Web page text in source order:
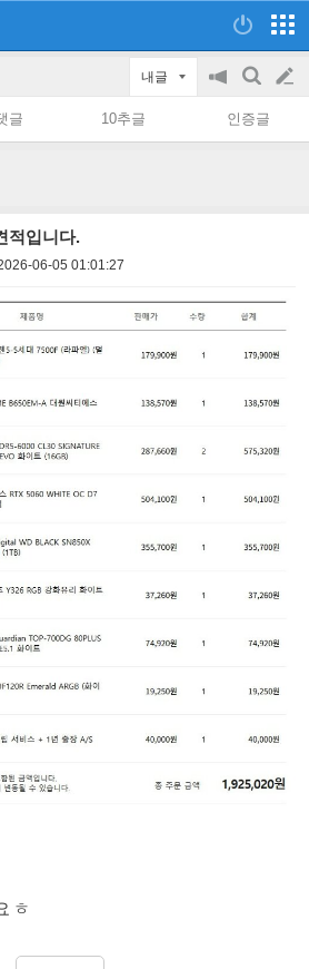
내글
공
on/off
검
색
글
쓰
글 10추글 인증글
적입니다.
06-05 01:01:27
ㅎ